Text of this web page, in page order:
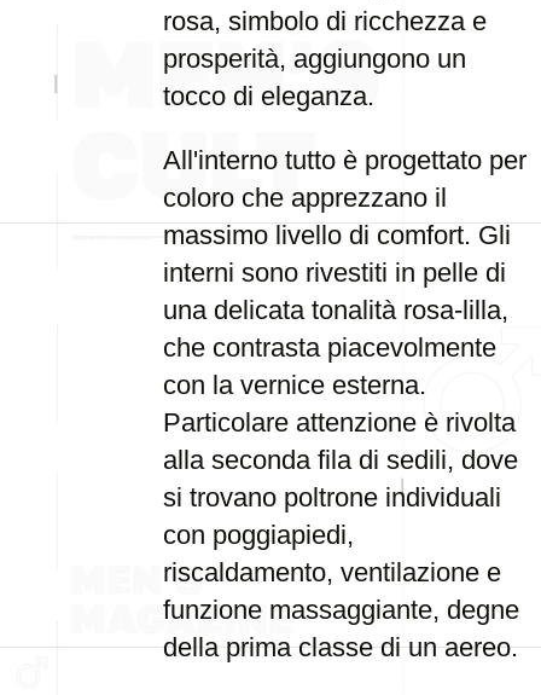
rosa, simbolo di ricchezza e
prosperità, aggiungono un
tocco di eleganza.
All'interno tutto è progettato per
coloro che apprezzano il
massimo livello di comfort. Gli
interni sono rivestiti in pelle di
una delicata tonalità rosa-lilla,
che contrasta piacevolmente
con la vernice esterna.
Particolare attenzione è rivolta
alla seconda fila di sedili, dove
si trovano poltrone individuali
con poggiapiedi,
riscaldamento, ventilazione e
funzione massaggiante, degne
della prima classe di un aereo.